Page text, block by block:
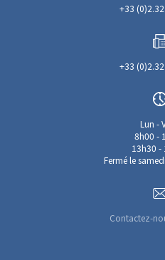
+33
+33
Lun -
8h00 -
13h30 -
Fermé le
Contactez-